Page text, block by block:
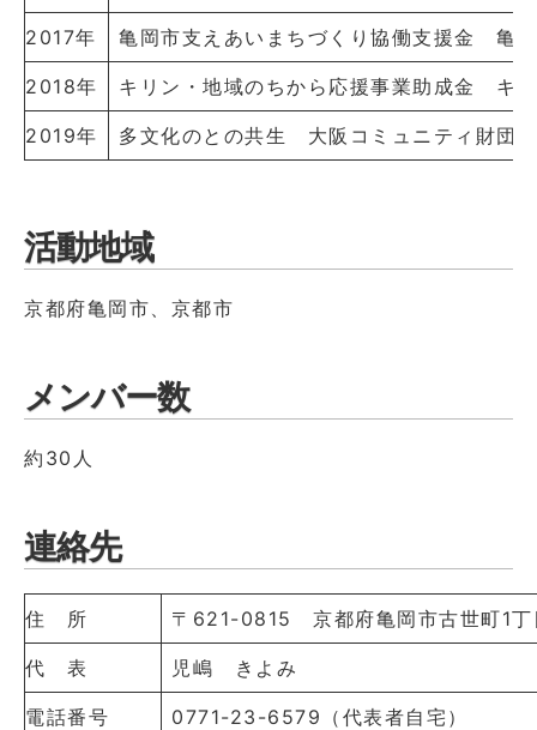
2017年 亀岡市支えあいまちづくり協働支援金 亀
2018年 キリン・地域のちから応援事業助成金 キリ
2019年 多文化のとの共生 大阪コミュニティ財団
活動地域
京都府亀岡市、京都市
メンバー数
約30人
連絡先
住 所 〒621-0815 京都府亀岡市古世町1
代 表 児嶋 きよみ
電話番号 0771-23-6579（代表者自宅）